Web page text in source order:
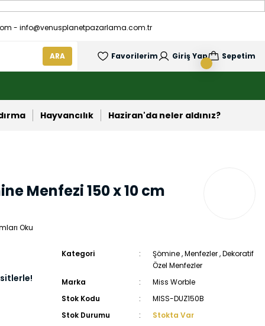
- info@venusplanetpazarlama.com.tr
ARA Favorilerim Giriş Yap Sepetim
Hayvancılık Haziran'da neler aldınız?
Menfezi 150 x 10 cm
Oku
Kategori Şömine,Menfezler,Dekoratif
Özel Menfezler
Marka
Miss Worble
Stok Kodu
MISS-DUZ150B
Stok Durumu
Stokta Var